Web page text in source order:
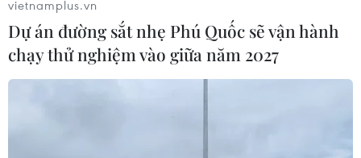
trưởng, tổ chức thành công, an toàn cuộc bầu cử
đại biểu Quốc hội khóa XV và đại biểu Hội đồng
Nhân dân các cấp nhiệm kỳ 2021-2026./.
vietnamplus.vn
Dự án đường sắt nhẹ Phú Quốc sẽ vận hành
chạy thử nghiệm vào giữa năm 2027